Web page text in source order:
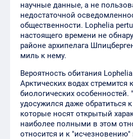
научные данные, а не
недостаточной
общественности. Lophelia
настоящего времени не
районе архипелага
миль к нему.
Вероятность обитания
Арктических водах стремится
биологических особенностей.
удосужился даже обратиться
которые носят открытый
наиболее полными в этом
относится и к